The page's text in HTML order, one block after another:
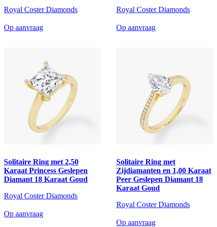
Royal Coster Diamonds
Op aanvraag
Royal Coster Diamonds
Op aanvraag
Solitaire Ring met 2,50
Karaat Princess Geslepen
Diamant 18 Karaat Goud
Royal Coster Diamonds
Op aanvraag
Solitaire Ring met
Zijdiamanten en 1,00 Karaat
Peer Geslepen Diamant 18
Karaat Goud
Royal Coster Diamonds
Op aanvraag